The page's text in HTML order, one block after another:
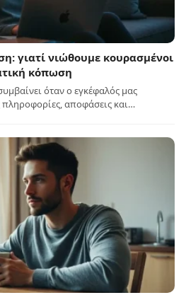
γιατί νιώθουμε κουρασμένοι
κόπωση
όταν ο εγκέφαλός μας
πληροφορίες, αποφάσεις και…